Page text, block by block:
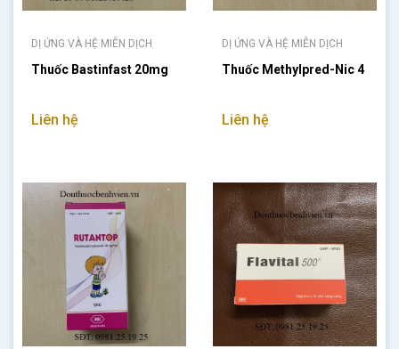
DỊ ỨNG VÀ HỆ MIỄN DỊCH
Thuốc Bastinfast 20mg
Liên hệ
DỊ ỨNG VÀ HỆ MIỄN DỊCH
Thuốc Methylpred-Nic 4
Liên hệ